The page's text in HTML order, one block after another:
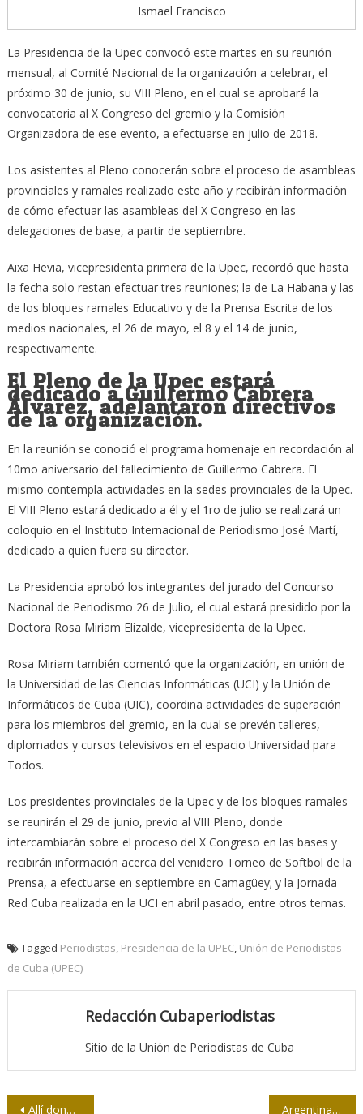
Ismael Francisco
La Presidencia de la Upec convocó este martes en su reunión
mensual, al Comité Nacional de la organización a celebrar, el
próximo 30 de junio, su VIII Pleno, en el cual se aprobará la
convocatoria al X Congreso del gremio y la Comisión
Organizadora de ese evento, a efectuarse en julio de 2018.
Los asistentes al Pleno conocerán sobre el proceso de asambleas
provinciales y ramales realizado este año y recibirán información
de cómo efectuar las asambleas del X Congreso en las
delegaciones de base, a partir de septiembre.
Aixa Hevia, vicepresidenta primera de la Upec, recordó que hasta
la fecha solo restan efectuar tres reuniones; la de La Habana y las
de los bloques ramales Educativo y de la Prensa Escrita de los
medios nacionales, el 26 de mayo, el 8 y el 14 de junio,
respectivamente.
El Pleno de la Upec estará
dedicado a Guillermo Cabrera
Álvarez, adelantaron directivos
de la organización.
En la reunión se conoció el programa homenaje en recordación al
10mo aniversario del fallecimiento de Guillermo Cabrera. El
mismo contempla actividades en la sedes provinciales de la Upec.
El VIII Pleno estará dedicado a él y el 1ro de julio se realizará un
coloquio en el Instituto Internacional de Periodismo José Martí,
dedicado a quien fuera su director.
La Presidencia aprobó los integrantes del jurado del Concurso
Nacional de Periodismo 26 de Julio, el cual estará presidido por la
Doctora Rosa Miriam Elizalde, vicepresidenta de la Upec.
Rosa Miriam también comentó que la organización, en unión de
la Universidad de las Ciencias Informáticas (UCI) y la Unión de
Informáticos de Cuba (UIC), coordina actividades de superación
para los miembros del gremio, en la cual se prevén talleres,
diplomados y cursos televisivos en el espacio Universidad para
Todos.
Los presidentes provinciales de la Upec y de los bloques ramales
se reunirán el 29 de junio, previo al VIII Pleno, donde
intercambiarán sobre el proceso del X Congreso en las bases y
recibirán información acerca del venidero Torneo de Softbol de la
Prensa, a efectuarse en septiembre en Camagüey; y la Jornada
Red Cuba realizada en la UCI en abril pasado, entre otros temas.
Tagged Periodistas, Presidencia de la UPEC, Unión de Periodistas
de Cuba (UPEC)
Redacción Cubaperiodistas
Sitio de la Unión de Periodistas de Cuba
Allí donde descansan los tres grandes de Cuba Argentina Jiménez. Siempre en la memoria